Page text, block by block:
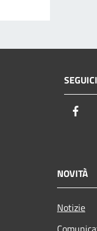
NOVITÀ
Notizie